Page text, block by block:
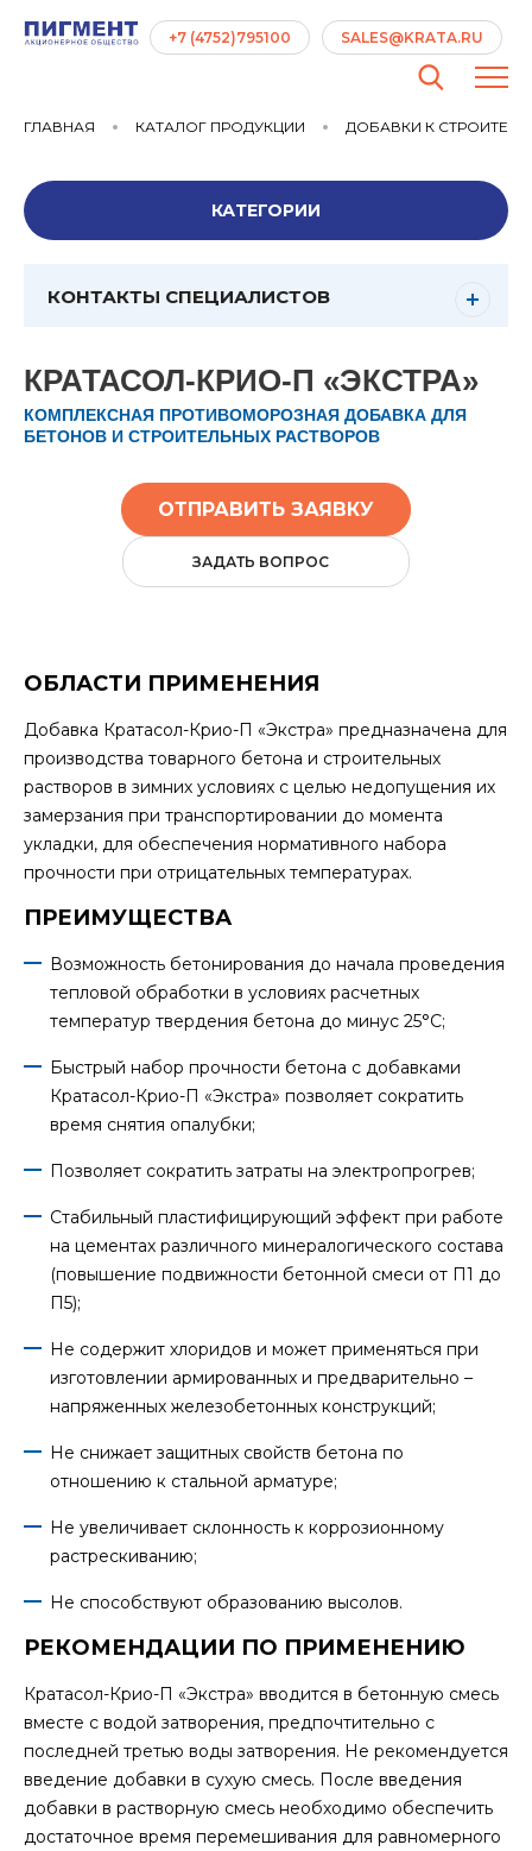
ГЛАВНАЯ КАТАЛОГ ПРОДУКЦИИ ДОБАВКИ К
КАТЕГОРИИ
КОНТАКТЫ СПЕЦИАЛИСТОВ
КРАТАСОЛ-КРИО-П «ЭКСТРА»
КОМПЛЕКСНАЯ ПРОТИВОМОРОЗНАЯ ДОБАВКА ДЛЯ
БЕТОНОВ И СТРОИТЕЛЬНЫХ РАСТВОРОВ
ОТПРАВИТЬ ЗАЯВКУ
ЗАДАТЬ ВОПРОС
ОБЛАСТИ ПРИМЕНЕНИЯ
Добавка Кратасол-Крио-П «Экстра» предназначена для
производства товарного бетона и строительных
растворов в зимних условиях с целью недопущения их
замерзания при транспортировании до момента
укладки, для обеспечения нормативного набора
прочности при отрицательных температурах.
ПРЕИМУЩЕСТВА
Возможность бетонирования до начала проведения
тепловой обработки в условиях расчетных
температур твердения бетона до минус 25°С;
Быстрый набор прочности бетона с добавками
Кратасол-Крио-П «Экстра» позволяет сократить
время снятия опалубки;
Позволяет сократить затраты на электропрогрев;
Стабильный пластифицирующий эффект при работе
на цементах различного минералогического состава
(повышение подвижности бетонной смеси от П1 до
П5);
Не содержит хлоридов и может применяться при
изготовлении армированных и предварительно –
напряженных железобетонных конструкций;
Не снижает защитных свойств бетона по
отношению к стальной арматуре;
Не увеличивает склонность к коррозионному
растрескиванию;
Не способствуют образованию высолов.
РЕКОМЕНДАЦИИ ПО ПРИМЕНЕНИЮ
Кратасол-Крио-П «Экстра» вводится в бетонную смесь
вместе с водой затворения, предпочтительно с
последней третью воды затворения. Не рекомендуется
введение добавки в сухую смесь. После введения
добавки в растворную смесь необходимо обеспечить
достаточное время перемешивания для равномерного